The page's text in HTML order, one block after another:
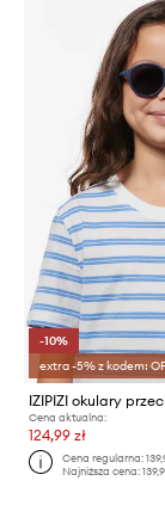
-10%
extra -5% z kodem:
Cena aktualna:
124,99 zł
Cena regularna:
Najniższa cena: